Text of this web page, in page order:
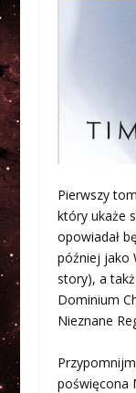
Pierwszy
który ukaże
opowiadał
później jako
story), a
Dominium
Nieznane
poświęcona